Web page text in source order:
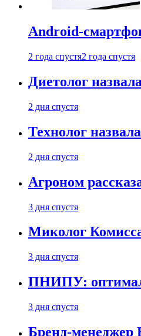
Android-
2 года спустя2 года спустя
Диетолог
2 дня спустя
Технолог
2 дня спустя
Агроном
3 дня спустя
Миколог
3 дня спустя
ПНИПУ:
3 дня спустя
Бренд-менеджер